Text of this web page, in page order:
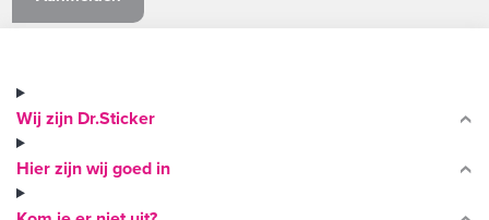
Wij zijn Dr.Sticker
Hier zijn wij goed in